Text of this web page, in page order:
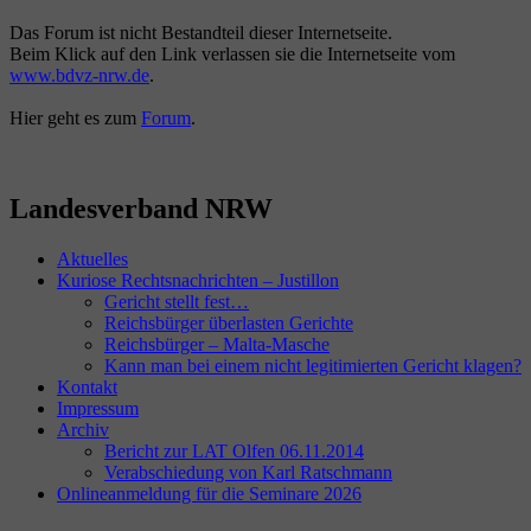
Das Forum ist nicht Bestandteil dieser Internetseite.
Beim Klick auf den Link verlassen sie die Internetseite vom
www.bdvz-nrw.de.
Hier geht es zum Forum.
Landesverband NRW
Aktuelles
Kuriose Rechtsnachrichten – Justillon
Gericht stellt fest…
Reichsbürger überlasten Gerichte
Reichsbürger – Malta-Masche
Kann man bei einem nicht legitimierten Gericht klagen?
Kontakt
Impressum
Archiv
Bericht zur LAT Olfen 06.11.2014
Verabschiedung von Karl Ratschmann
Onlineanmeldung für die Seminare 2026